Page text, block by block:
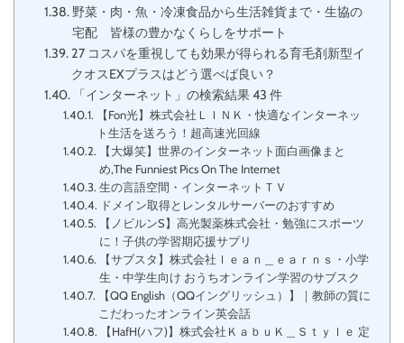
野菜・肉・魚・冷凍食品から生活雑貨まで・生協の
宅配 皆様の豊かなくらしをサポート
27 コスパを重視しても効果が得られる育毛剤新型イ
クオスEXプラスはどう選べば良い？
「インターネット」の検索結果 43 件
【Fon光】株式会社ＬＩＮＫ・快適なインターネッ
ト生活を送ろう！超高速光回線
【大爆笑】世界のインターネット面白画像まと
め,The Funniest Pics On The Internet
生の言語空間・インターネットＴＶ
ドメイン取得とレンタルサーバーのおすすめ
【ノビルンS】高光製薬株式会社・勉強にスポーツ
に！子供の学習期応援サプリ
【サブスタ】株式会社ｌｅａｎ＿ｅａｒｎｓ・小学
生・中学生向け おうちオンライン学習のサブスク
【QQ English（QQイングリッシュ）】｜教師の質に
こだわったオンライン英会話
【HafH(ハフ)】株式会社ＫａｂｕＫ＿Ｓｔｙｌｅ 定